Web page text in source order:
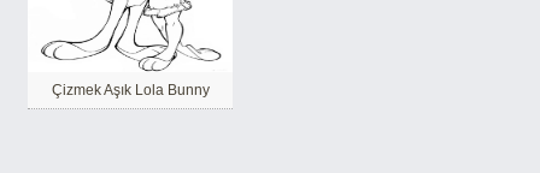
Çizmek Aşık Lola Bunny